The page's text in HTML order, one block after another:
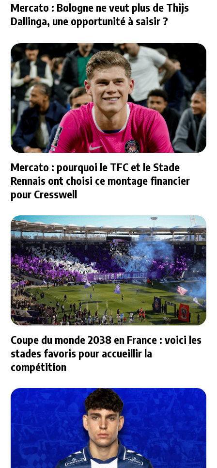
Mercato : Bologne ne veut plus de Thijs
Dallinga, une opportunité à saisir ?
Mercato : pourquoi le TFC et le Stade
Rennais ont choisi ce montage financier
pour Cresswell
Coupe du monde 2038 en France : voici les
stades favoris pour accueillir la
compétition